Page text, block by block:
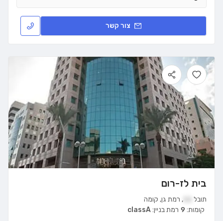
צור קשר
בית לז-רום
תובל , רמת גן, קומה
רמת בניין:classA קומות:9